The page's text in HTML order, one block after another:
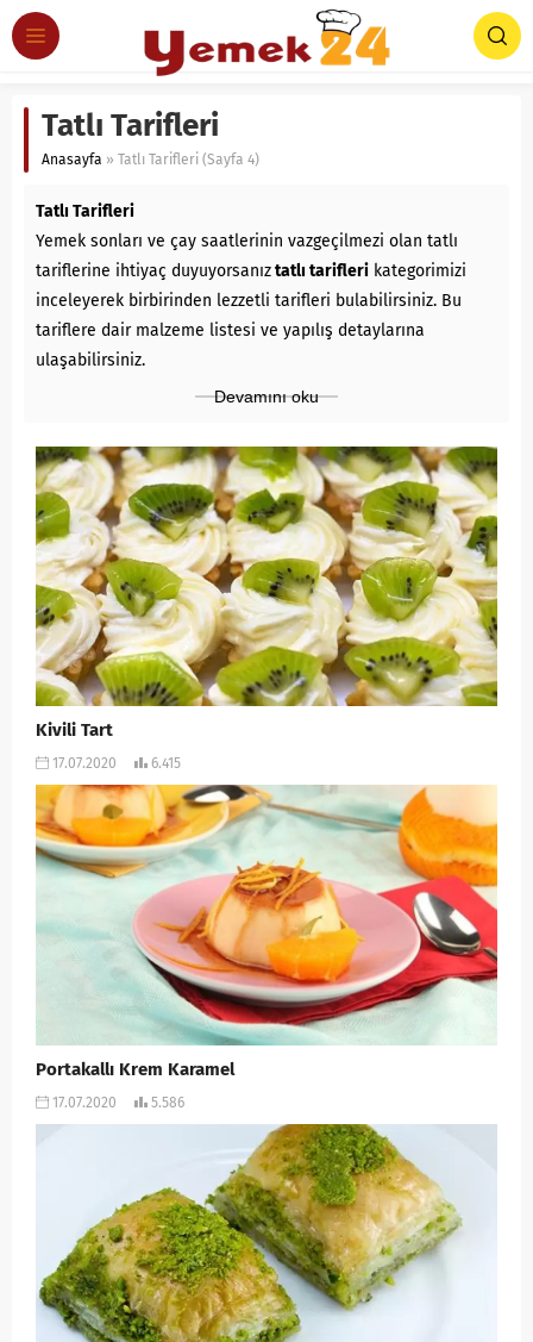
Tatlı Tarifleri
Anasayfa » Tatlı Tarifleri (Sayfa 4)
Tatlı Tarifleri
Yemek sonları ve çay saatlerinin vazgeçilmezi olan tatlı
tariflerine ihtiyaç duyuyorsanıztatlı tarifleri kategorimizi
inceleyerek birbirinden lezzetli tarifleri bulabilirsiniz. Bu
tariflere dair malzeme listesi ve yapılış detaylarına
ulaşabilirsiniz.
Devamını oku
Kivili Tart
17.07.2020 6.415
Portakallı Krem Karamel
17.07.2020 5.586